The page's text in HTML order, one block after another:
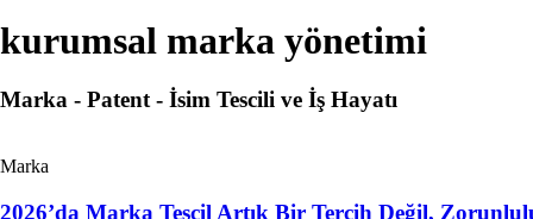
kurumsal marka yönetimi
Marka - Patent - İsim Tescili ve İş Hayatı
Marka
2026’da Marka Tescil Artık Bir Tercih Değil,